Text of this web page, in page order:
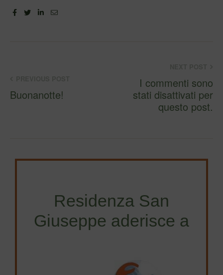
FacebookTwitterLinkedin
Email
Buonanotte!
I commenti sono
stati disattivati per
questo post.
Residenza San
Giuseppe aderisce a